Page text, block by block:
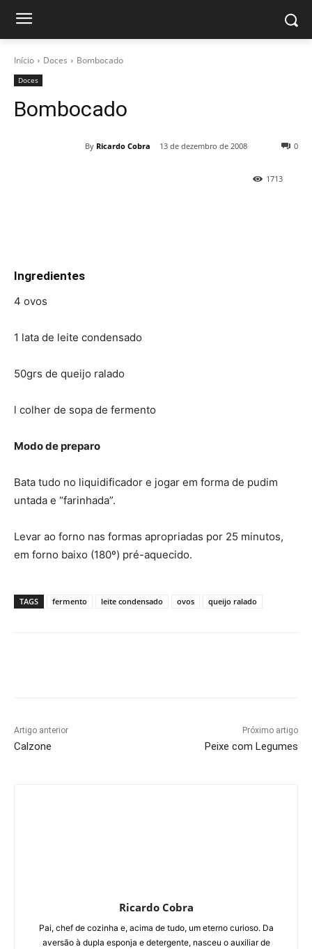
Início Doces Bombocado
Doces
Bombocado
By Ricardo Cobra 13 de dezembro de 2008 0
1713
Ingredientes
4 ovos
1 lata de leite condensado
50grs de queijo ralado
l colher de sopa de fermento
Modo de preparo
Bata tudo no liquidificador e jogar em forma de pudim
untada e “farinhada”.
Levar ao forno nas formas apropriadas por 25 minutos,
em forno baixo (180º) pré-aquecido.
TAGS fermento leite condensado ovos queijo ralado
Artigo anterior
Calzone
Próximo artigo
Peixe com Legumes
Ricardo Cobra
Pai, chef de cozinha e, acima de tudo, um eterno curioso. Da
aversão à dupla esponja e detergente, nasceu o auxiliar de